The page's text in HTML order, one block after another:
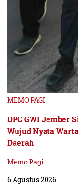
MEMO PAGI
DPC GWI Jember
Wujud Nyata
Daerah
Memo Pagi
6 Agustus 2026